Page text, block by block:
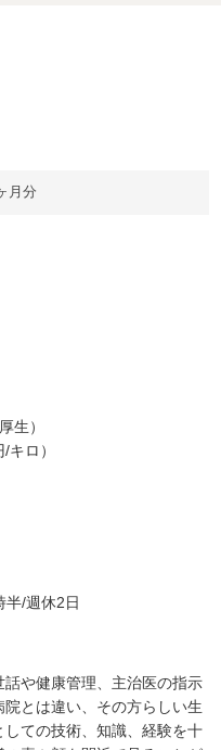
月分
生）
ロ）
半/週休2日
や健康管理、主治医の指示
とは違い、その方らしい生
ての技術、知識、経験を十